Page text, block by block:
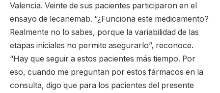
Valencia. Veinte de sus pacientes participaron en el
ensayo de lecanemab. “¿Funciona este medicamento?
Realmente no lo sabes, porque la variabilidad de las
etapas iniciales no permite asegurarlo”, reconoce.
“Hay que seguir a estos pacientes más tiempo. Por
eso, cuando me preguntan por estos fármacos en la
consulta, digo que para los pacientes del presente